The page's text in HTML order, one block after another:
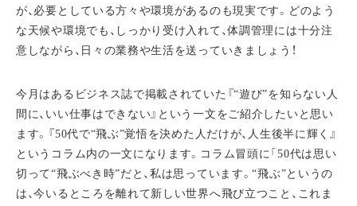
が、必要としている方々や環境があるのも現実です。どのよう
な天候や環境でも、しっかり受け入れて、体調管理には十分注
意しながら、日々の業務や生活を送っていきましょう！
今月はあるビジネス誌で掲載されていた『“遊び”を知らない人
間に、いい仕事はできない』という一文をご紹介したいと思い
ます。『50代で“飛ぶ”覚悟を決めた人だけが、人生後半に輝く』
というコラム内の一文になります。コラム冒頭に「50代は思い
切って“飛ぶべき時”だと、私は思っています。“飛ぶ”というの
は、今いるところを離れて新しい世界へ飛び立つこと、これま